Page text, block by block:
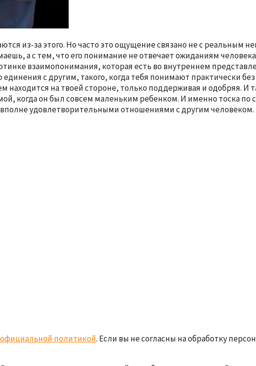
из-за этого. Но часто это ощущение связано не с реальным
а с тем, что его понимание не отвечает ожиданиям
взаимопонимания, которая есть во внутреннем
с другим, такого, когда тебя понимают практически
находится на твоей стороне, только поддерживая и одобряя. И
когда он был совсем маленьким ребенком. И именно тоска по
удовлетворительными отношениями с другим человеком.
официальной политикой. Если вы не согласны на обработку